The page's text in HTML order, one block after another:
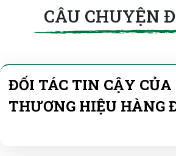
CÂU CHUYỆN
ĐỐI TÁC TIN CẬY CỦA
THƯƠNG HIỆU HÀNG